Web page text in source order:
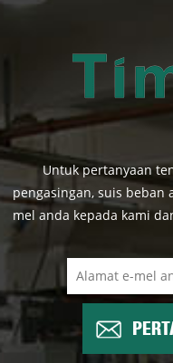
Untuk pertanyaan
pengasingan, suis beban
mel anda kepada kami